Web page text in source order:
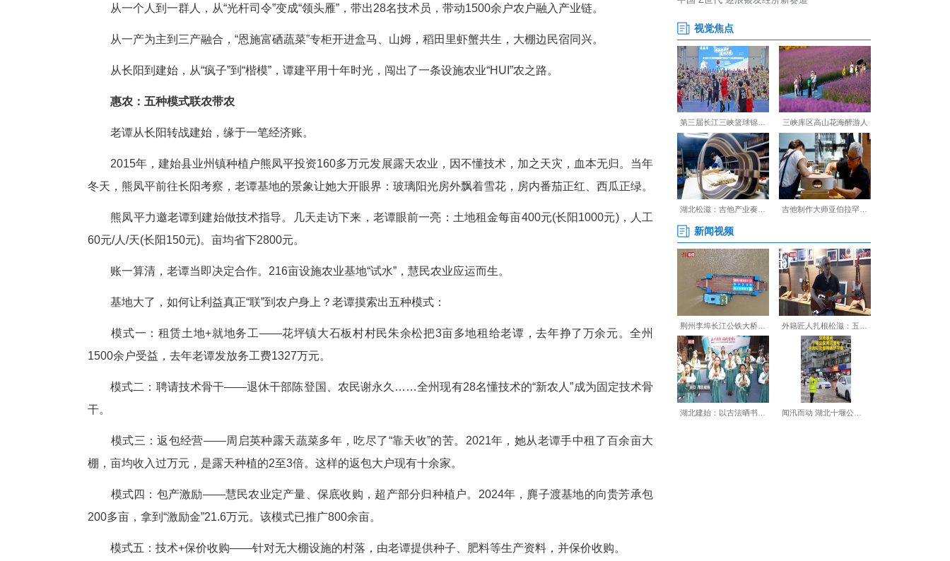
从一个人到一群人，从“光杆司令”变成“领头雁”，带出28名技术员，带动1500余户农户融入产业链。
从一产为主到三产融合，“恩施富硒蔬菜”专柜开进盒马、山姆，稻田里虾蟹共生，大棚边民宿同兴。
从长阳到建始，从“疯子”到“楷模”，谭建平用十年时光，闯出了一条设施农业“HUI”农之路。
老谭从长阳转战建始，缘于一笔经济账。
2015年，建始县业州镇种植户熊凤平投资160多万元发展露天农业，因不懂技术，加之天灾，血本无归。当年
冬天，熊凤平前往长阳考察，老谭基地的景象让她大开眼界：玻璃阳光房外飘着雪花，房内番茄正红、西瓜正绿。
60元/人/天(长阳150元)。亩均省下2800元。
账一算清，老谭当即决定合作。216亩设施农业基地“试水”，慧民农业应运而生。